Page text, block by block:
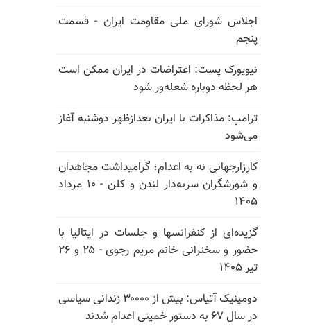
اجلاس شورای ملی مقاومت ایران - قسمت
پنجم
نیویورک پست: اعتراضات در ایران ممکن است
هر لحظه دوباره شعله‌ور شود
ترامپ: مذاکرات با ایران بعدازظهر دوشنبه آغاز
می‌شود
کارزارجهانی نه به اعدام؛ گرامیداشت مجاهدان
و شورشگران سربه‌دار لندن و کلن - ۱۰ مرداد
۱۴۰۵
گزیده‌ای از کنفرانسها و جلسات در ایتالیا با
حضور و سخنرانی خانم مریم رجوی - ۲۵ و ۲۶
تیر ۱۴۰۵
دومینیک آتیاس: بیش از ۳۰۰۰۰ زندانی سیاسی
در سال ۶۷ به دستور خمینی اعدام شدند